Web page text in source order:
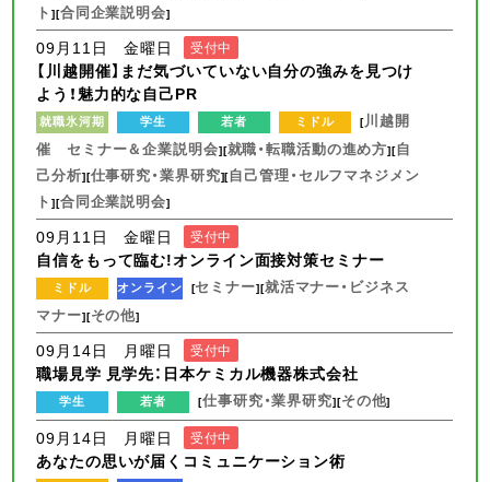
ト][合同企業説明会]
09月11日 金曜日 受付中
【川越開催】まだ気づいていない自分の強みを見つけ
よう！魅力的な自己PR
就職氷河期 学生 若者 ミドル [川越開
催 セミナー＆企業説明会][就職・転職活動の進め方][自
己分析][仕事研究・業界研究][自己管理・セルフマネジメン
ト][合同企業説明会]
09月11日 金曜日 受付中
自信をもって臨む!オンライン面接対策セミナー
ミドル オンライン [セミナー][就活マナー・ビジネス
マナー][その他]
09月14日 月曜日 受付中
職場見学 見学先：日本ケミカル機器株式会社
学生 若者 [仕事研究・業界研究][その他]
09月14日 月曜日 受付中
あなたの思いが届くコミュニケーション術